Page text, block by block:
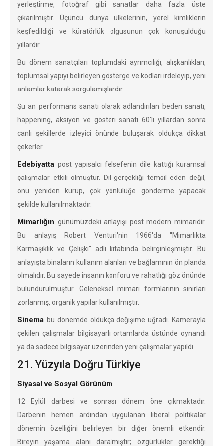
yerleştirme, fotoğraf gibi sanatlar daha fazla üste
çıkarılmıştır. Üçüncü dünya ülkelerinin, yerel kimliklerin
keşfedildiği ve küratörlük olgusunun çok konuşulduğu
yıllardır.
Bu dönem sanatçıları toplumdaki ayrımcılığı, alışkanlıkları,
toplumsal yapıyı belirleyen gösterge ve kodları irdeleyip, yeni
anlamlar katarak sorgulamışlardır.
Şu an performans sanatı olarak adlandırılan beden sanatı,
happening, aksiyon ve gösteri sanatı 60'lı yıllardan sonra
canlı şekillerde izleyici önünde buluşarak oldukça dikkat
çekerler.
Edebiyatta post yapısalcı felsefenin dile kattığı kuramsal
çalışmalar etkili olmuştur. Dil gerçekliği temsil eden değil,
onu yeniden kurup, çok yönlülüğe gönderme yapacak
şekilde kullanılmaktadır.
Mimarlığın günümüzdeki anlayışı post modern mimaridir.
Bu anlayış Robert Venturi'nin 1966'da ''Mimarlıkta
Karmaşıklık ve Çelişki'' adlı kitabında belirginleşmiştir. Bu
anlayışta binaların kullanım alanları ve bağlamının ön planda
olmalıdır. Bu sayede insanın konforu ve rahatlığı göz önünde
bulundurulmuştur. Geleneksel mimari formlarının sınırları
zorlanmış, organik yapılar kullanılmıştır.
Sinema bu dönemde oldukça değişime uğradı. Kamerayla
çekilen çalışmalar bilgisayarlı ortamlarda üstünde oynandı
ya da sadece bilgisayar üzerinden yeni çalışmalar yapıldı.
21. Yüzyıla Doğru Türkiye
Siyasal ve Sosyal Görünüm
12 Eylül darbesi ve sonrası dönem öne çıkmaktadır.
Darbenin hemen ardından uygulanan liberal politikalar
dönemin özelliğini belirleyen bir diğer önemli etkendir.
Bireyin yaşama alanı daralmıştır; özgürlükler gerektiği